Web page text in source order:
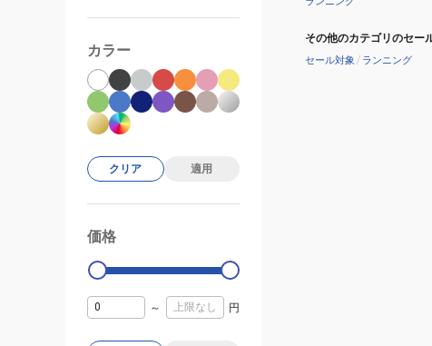
その他のカテゴリのセー
セール対象 / ランニング
カラー
クリア 適用
価格
0
～ 円